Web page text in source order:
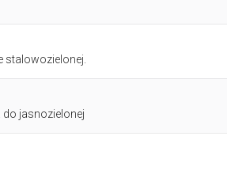
stalowozielonej.
do jasnozielonej